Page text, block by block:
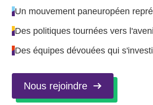
Un mouvement paneuropéen
Des politiques tournées vers
Des équipes dévouées qui
Nous rejoindre